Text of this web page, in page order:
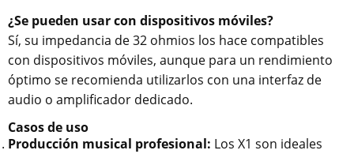
¿Se pueden usar con dispositivos móviles?
Sí, su impedancia de 32 ohmios los hace compatibles
con dispositivos móviles, aunque para un rendimiento
óptimo se recomienda utilizarlos con una interfaz de
audio o amplificador dedicado.
Casos de uso
Producción musical profesional: Los X1 son ideales